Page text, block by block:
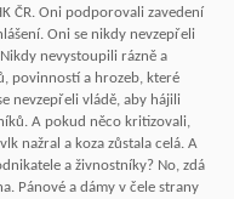
ČR. Oni podporovali zavedení
Oni se nikdy nevzepřeli
nevystoupili rázně a
povinností a hrozeb, které
nevzepřeli vládě, aby hájili
A pokud něco kritizovali,
nažral a koza zůstala celá. A
a živnostníky? No, zdá
Pánové a dámy v čele strany